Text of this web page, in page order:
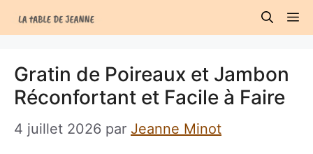
au
Gratin de Poireaux et Jambon
Réconfortant et Facile à Faire
4 juillet 2026 par Jeanne Minot